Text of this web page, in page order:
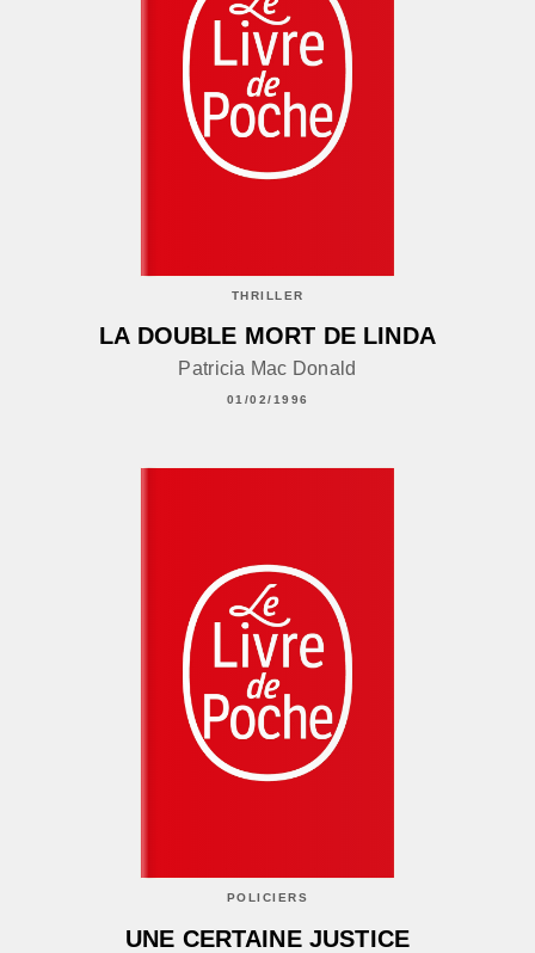
THRILLER
LA DOUBLE MORT DE LINDA
Patricia Mac Donald
01/02/1996
POLICIERS
UNE CERTAINE JUSTICE